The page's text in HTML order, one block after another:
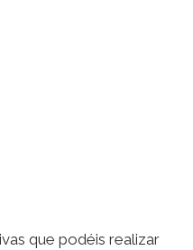
que podéis realizar